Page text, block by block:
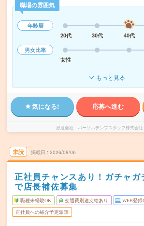
職場の雰囲気
年齢層
20代
30代 40代
男女比率
女性
もっと見る
気になる! 応募へ進む
派遣会社 パーソルテンプスタッフ株式会
未読 掲載日 2026/08/06
正社員チャンスあり！ガチャガ
で店長補佐募集
職種未経験OK 交通費別途支給あり WEB登録
正社員への紹介予定派遣